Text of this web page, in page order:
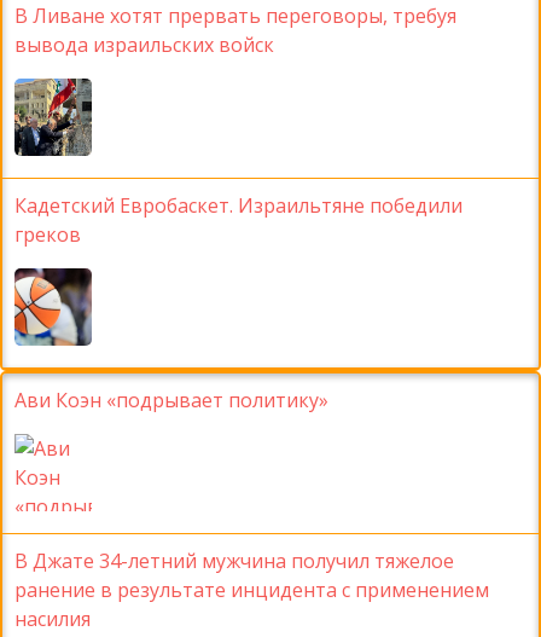
В Ливане хотят прервать переговоры, требуя
вывода израильских войск
Кадетский Евробаскет. Израильтяне победили
греков
Ави Коэн «подрывает политику»
В Джате 34-летний мужчина получил тяжелое
ранение в результате инцидента с применением
насилия